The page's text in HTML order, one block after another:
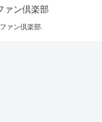
ァン倶楽部.